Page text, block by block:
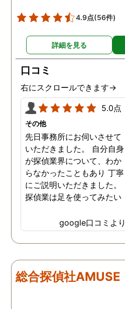
4.9点(56件)
詳細を見る
口コミ
右にスクロールできます→
5.0点
その他
先日事務所にお伺いさせて
いただきました。 自分自身
が探偵業界について、わか
らなかったこともあり 丁寧
にご説明いただきました。
探偵業は足を使ってみたい
SNSなどの知識も豊富で、
色んな視点から対応されて
います。 他の口コミにもあ
金が安く明確で親身になっ
て対応いただける探偵さん
google口コミより
総合探偵社AMUSE